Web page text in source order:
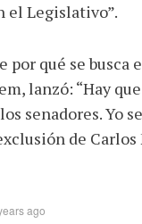
el Legislativo”.
por qué se busca
lanzó: “Hay que
senadores. Yo
de
ago